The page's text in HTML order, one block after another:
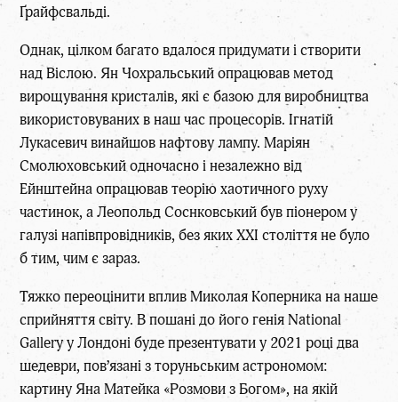
Ґрайфсвальді.
Однак, цілком багато вдалося придумати і створити
над Віслою. Ян Чохральський опрацював метод
вирощування кристалів, які є базою для виробництва
використовуваних в наш час процесорів. Ігнатій
Лукасевич винайшов нафтову лампу. Маріян
Смолюховський одночасно і незалежно від
Ейнштейна опрацював теорію хаотичного руху
частинок, а Леопольд Соснковський був піонером у
галузі напівпровідників, без яких XXI століття не було
б тим, чим є зараз.
Тяжко переоцінити вплив Миколая Коперника на наше
сприйняття світу. В пошані до його генія National
Gallery у Лондоні буде презентувати у 2021 році два
шедеври, пов’язані з торуньським астрономом:
картину Яна Матейка «Розмови з Богом», на якій